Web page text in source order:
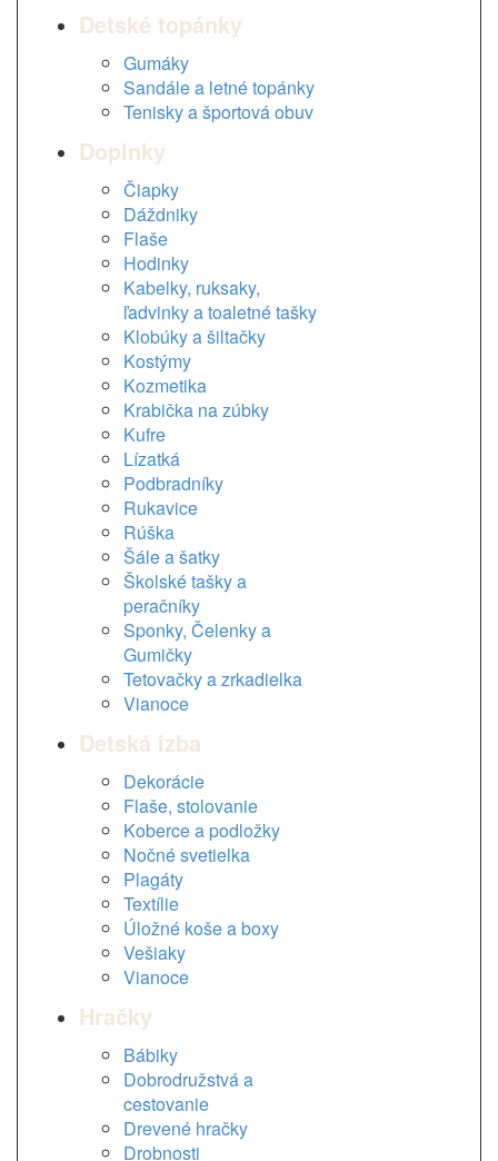
Detské topánky
Gumáky
Sandále a letné topánky
Tenisky a športová obuv
Doplnky
Čiapky
Dáždniky
Flaše
Hodinky
Kabelky, ruksaky,
ľadvinky a toaletné tašky
Klobúky a šiltačky
Kostýmy
Kozmetika
Krabička na zúbky
Kufre
Lízatká
Podbradníky
Rukavice
Rúška
Šále a šatky
Školské tašky a
peračníky
Sponky, Čelenky a
Gumičky
Tetovačky a zrkadielka
Vianoce
Detská izba
Dekorácie
Flaše, stolovanie
Koberce a podložky
Nočné svetielka
Plagáty
Textílie
Úložné koše a boxy
Vešiaky
Vianoce
Hračky
Bábiky
Dobrodružstvá a
cestovanie
Drevené hračky
Drobnosti